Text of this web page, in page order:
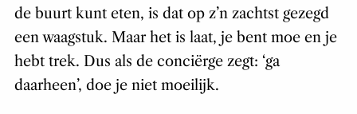
de buurt kunt eten, is dat op z’n zachtst gezegd
een waagstuk. Maar het is laat, je bent moe en je
hebt trek. Dus als de conciërge zegt: ‘ga
daarheen’, doe je niet moeilijk.